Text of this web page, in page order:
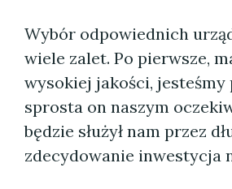
Wybór odpowiednich
wiele zalet. Po pierwsze,
wysokiej jakości, jesteśmy
sprosta on naszym
będzie służył nam przez
zdecydowanie inwestycja